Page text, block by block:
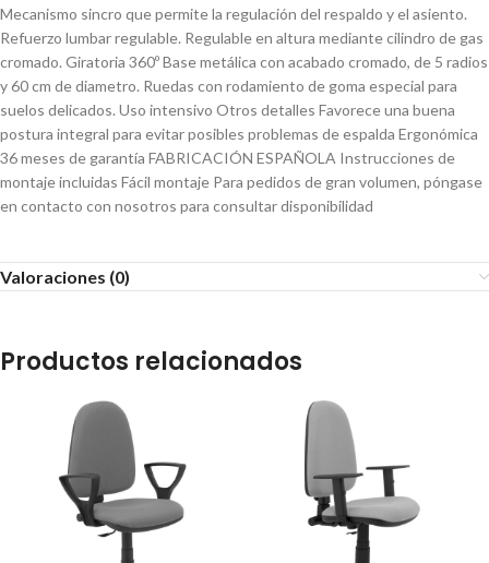
Mecanismo sincro que permite la regulación del respaldo y el asiento.
Refuerzo lumbar regulable. Regulable en altura mediante cilindro de gas
cromado. Giratoria 360º Base metálica con acabado cromado, de 5 radios
y 60 cm de diametro. Ruedas con rodamiento de goma especial para
suelos delicados. Uso intensivo Otros detalles Favorece una buena
postura integral para evitar posibles problemas de espalda Ergonómica
36 meses de garantía FABRICACIÓN ESPAÑOLA Instrucciones de
montaje incluidas Fácil montaje Para pedidos de gran volumen, póngase
en contacto con nosotros para consultar disponibilidad
Valoraciones (0)
Productos relacionados